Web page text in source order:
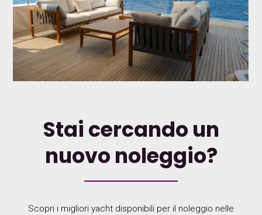
Stai cercando un
nuovo noleggio?
Scopri i migliori yacht disponibili per il noleggio nelle